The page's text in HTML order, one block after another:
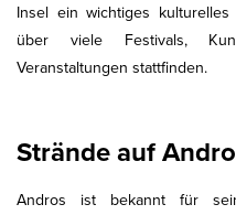
Insel ein wichtiges
über viele Festivals,
Veranstaltungen stattfinden.
Strände auf
Andros ist bekannt für